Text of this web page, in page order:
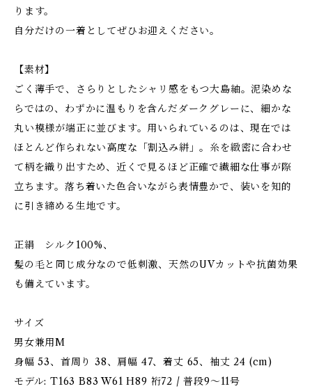
ります。
自分だけの一着としてぜひお迎えください。
【素材】
ごく薄手で、さらりとしたシャリ感をもつ大島紬。泥染めな
らではの、わずかに温もりを含んだダークグレーに、細かな
丸い模様が端正に並びます。用いられているのは、現在では
ほとんど作られない高度な「割込み絣」。糸を緻密に合わせ
て柄を織り出すため、近くで見るほど正確で繊細な仕事が際
立ちます。落ち着いた色合いながら表情豊かで、装いを知的
に引き締める生地です。
正絹 シルク100%、
髪の毛と同じ成分なので低刺激、天然のUVカットや抗菌効果
も備えています。
サイズ
男女兼用M
身幅 53、首周り 38、肩幅 47、着丈 65、袖丈 24 (cm)
モデル: T163 B83 W61 H89 裄72 / 普段9～11号